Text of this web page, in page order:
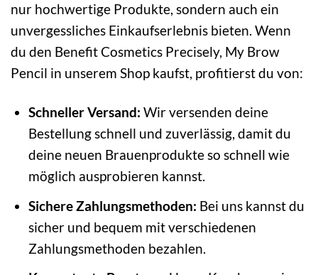
nur hochwertige Produkte, sondern auch ein
unvergessliches Einkaufserlebnis bieten. Wenn
du den Benefit Cosmetics Precisely, My Brow
Pencil in unserem Shop kaufst, profitierst du von:
Schneller Versand: Wir versenden deine
Bestellung schnell und zuverlässig, damit du
deine neuen Brauenprodukte so schnell wie
möglich ausprobieren kannst.
Sichere Zahlungsmethoden: Bei uns kannst du
sicher und bequem mit verschiedenen
Zahlungsmethoden bezahlen.